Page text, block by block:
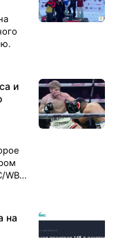
и
WBO
на